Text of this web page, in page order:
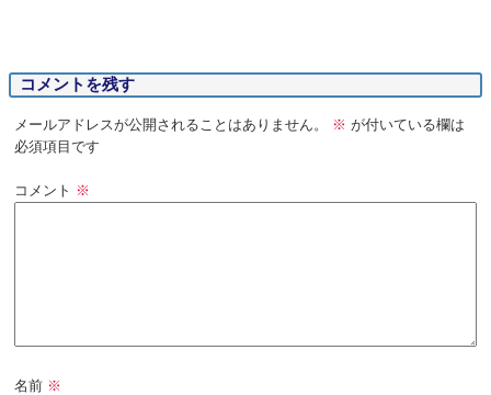
コメントを残す
メールアドレスが公開されることはありません。 ※ が付いている欄は
必須項目です
コメント ※
名前 ※